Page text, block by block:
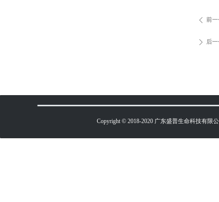
ꄴ 前
ꄲ 后
Copyright © 2018-2020 广东盛普生命科技有限